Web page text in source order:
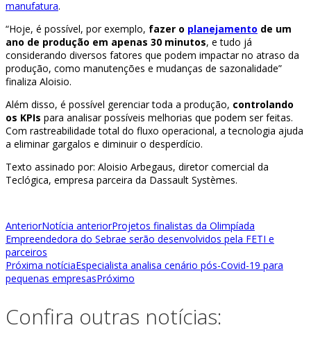
manufatura.
“Hoje, é possível, por exemplo, fazer o planejamento de um
ano de produção em apenas 30 minutos, e tudo já
considerando diversos fatores que podem impactar no atraso da
produção, como manutenções e mudanças de sazonalidade”
finaliza Aloisio.
Além disso, é possível gerenciar toda a produção, controlando
os KPIs para analisar possíveis melhorias que podem ser feitas.
Com rastreabilidade total do fluxo operacional, a tecnologia ajuda
a eliminar gargalos e diminuir o desperdício.
Texto assinado por: Aloisio Arbegaus, diretor comercial da
Teclógica, empresa parceira da Dassault Systèmes.
AnteriorNotícia anteriorProjetos finalistas da Olimpíada
Empreendedora do Sebrae serão desenvolvidos pela FETI e
parceiros
Próxima notíciaEspecialista analisa cenário pós-Covid-19 para
pequenas empresasPróximo
Confira outras notícias: